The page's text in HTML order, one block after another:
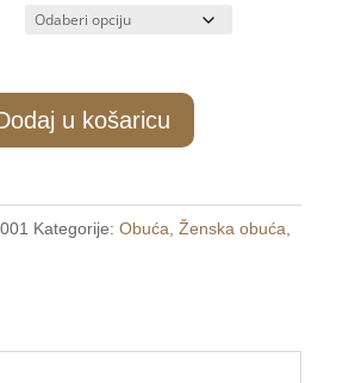
u košaricu
Kategorije: Obuća Ženska obuća